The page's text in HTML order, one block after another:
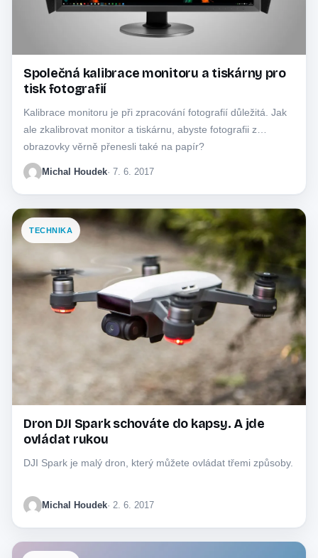
Společná kalibrace monitoru a tiskárny pro
tisk fotografií
Kalibrace monitoru je při zpracování fotografií důležitá. Jak
ale zkalibrovat monitor a tiskárnu, abyste fotografii z
obrazovky věrně přenesli také na papír?
Michal Houdek· 7. 6. 2017
TECHNIKA
Dron DJI Spark schováte do kapsy. A jde
ovládat rukou
DJI Spark je malý dron, který můžete ovládat třemi způsoby.
Michal Houdek· 2. 6. 2017